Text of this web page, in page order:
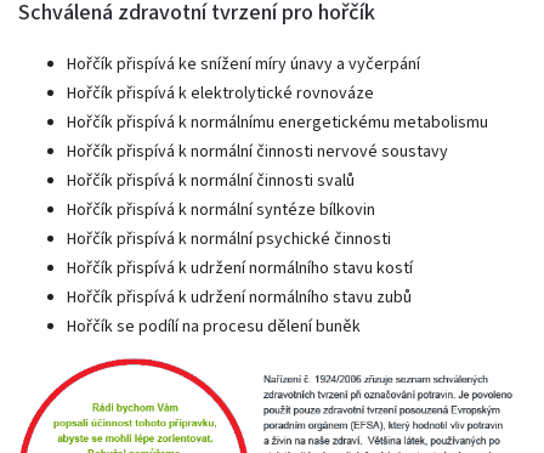
Schválená zdravotní tvrzení pro hořčík
Hořčík přispívá ke snížení míry únavy a vyčerpání
Hořčík přispívá k elektrolytické rovnováze
Hořčík přispívá k normálnímu energetickému metabolismu
Hořčík přispívá k normální činnosti nervové soustavy
Hořčík přispívá k normální činnosti svalů
Hořčík přispívá k normální syntéze bílkovin
Hořčík přispívá k normální psychické činnosti
Hořčík přispívá k udržení normálního stavu kostí
Hořčík přispívá k udržení normálního stavu zubů
Hořčík se podílí na procesu dělení buněk